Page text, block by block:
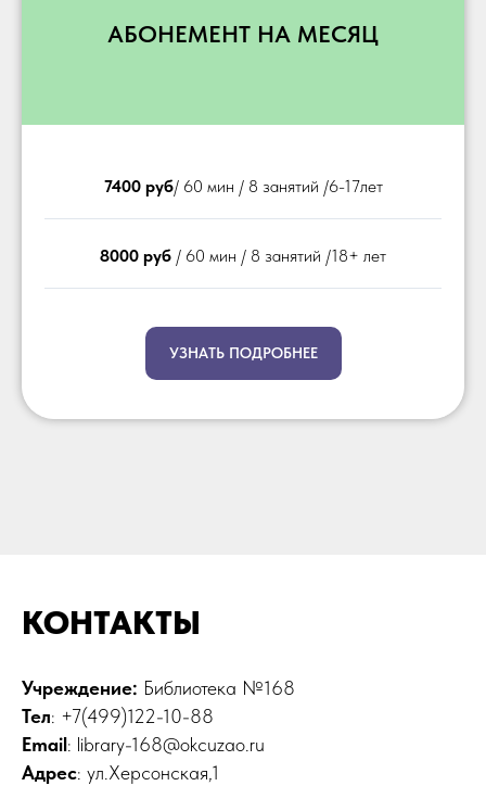
АБОНЕМЕНТ НА МЕСЯЦ
7400 руб/ 60 мин / 8 занятий /6-17лет
8000 руб / 60 мин / 8 занятий /18+ лет
УЗНАТЬ ПОДРОБНЕЕ
КОНТАКТЫ
Учреждение: Библиотека №168
Тел: +7(499)122-10-88
Email: library-168@okcuzao.ru
Адрес: ул.Херсонская,1